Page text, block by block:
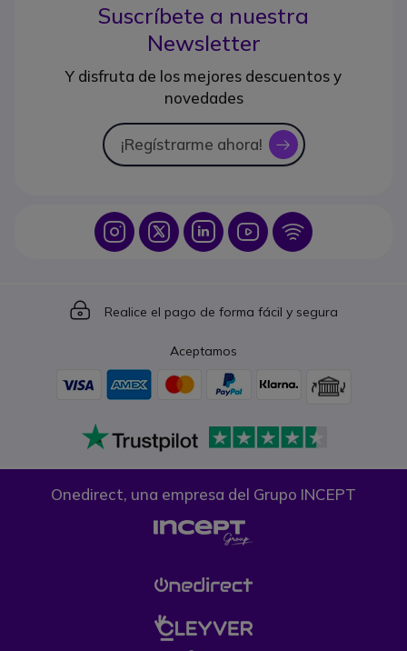
Suscríbete a nuestra
Newsletter
Y disfruta de los mejores descuentos y
novedades
¡Regístrarme ahora! icon
Icon IconIcon Icon Icon
Icon
Realice el pago de forma fácil y segura
Aceptamos
Onedirect, una empresa del Grupo INCEPT